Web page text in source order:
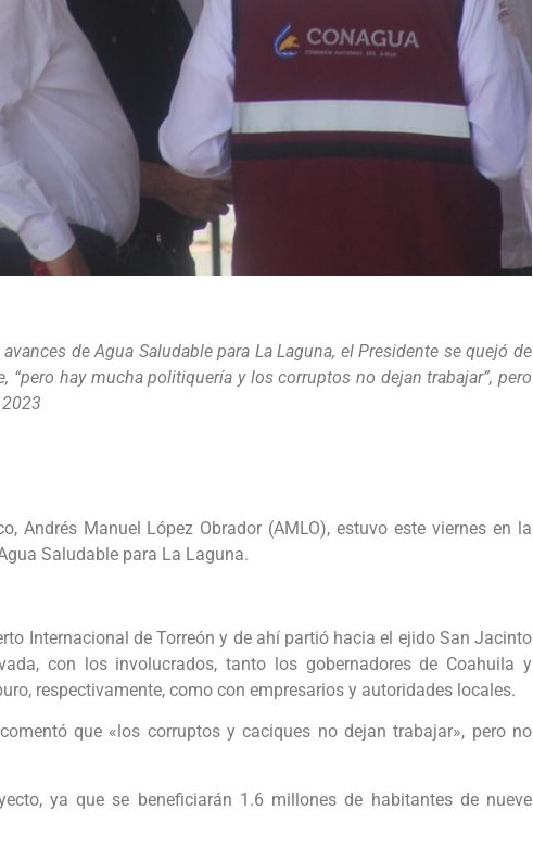
de Agua Saludable para La Laguna, el Presidente se quejó de
“pero hay mucha politiquería y los corruptos no dejan trabajar”, pero
Andrés Manuel López Obrador (AMLO), estuvo este viernes en la
Saludable para La Laguna.
Internacional de Torreón y de ahí partió hacia el ejido San Jacinto
con los involucrados, tanto los gobernadores de Coahuila y
respectivamente, como con empresarios y autoridades locales.
que «los corruptos y caciques no dejan trabajar», pero no
ya que se beneficiarán 1.6 millones de habitantes de nueve